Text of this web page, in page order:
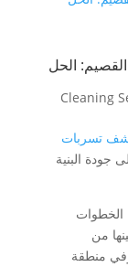
الحل
Cleaning
تسربات
جودة البنية
الخطوات
من
منطقة